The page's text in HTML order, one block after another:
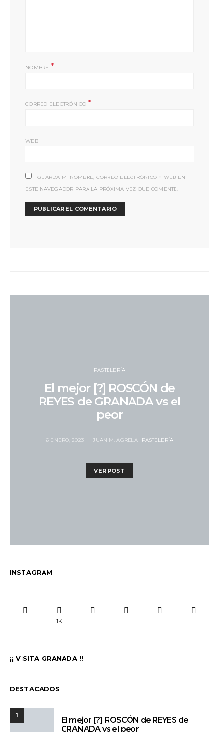
NOMBRE *
CORREO ELECTRÓNICO *
WEB
GUARDA MI NOMBRE, CORREO ELECTRÓNICO Y WEB EN
ESTE NAVEGADOR PARA LA PRÓXIMA VEZ QUE COMENTE.
PASTELERÍA
El mejor [?] ROSCÓN de
REYES de GRANADA vs el
peor
6 ENERO, 2023 JUAN M. AGRELA PASTELERÍA
VER POST
INSTAGRAM
1K
¡¡ VISITA GRANADA !!
DESTACADOS
1
El mejor [?] ROSCÓN de REYES de
GRANADA vs el peor